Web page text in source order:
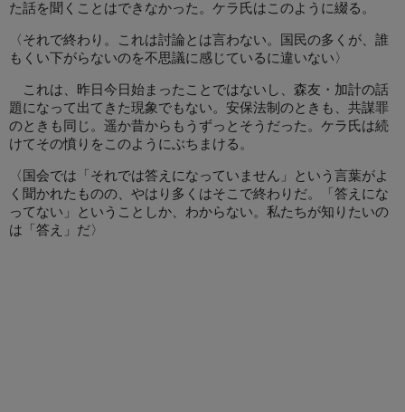
た話を聞くことはできなかった。ケラ氏はこのように綴る。
〈それで終わり。これは討論とは言わない。国民の多くが、誰
もくい下がらないのを不思議に感じているに違いない〉
これは、昨日今日始まったことではないし、森友・加計の話
題になって出てきた現象でもない。安保法制のときも、共謀罪
のときも同じ。遥か昔からもうずっとそうだった。ケラ氏は続
けてその憤りをこのようにぶちまける。
〈国会では「それでは答えになっていません」という言葉がよ
く聞かれたものの、やはり多くはそこで終わりだ。「答えにな
ってない」ということしか、わからない。私たちが知りたいの
は「答え」だ〉